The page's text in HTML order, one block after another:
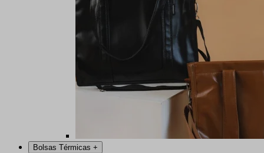
Bolsas Térmicas +